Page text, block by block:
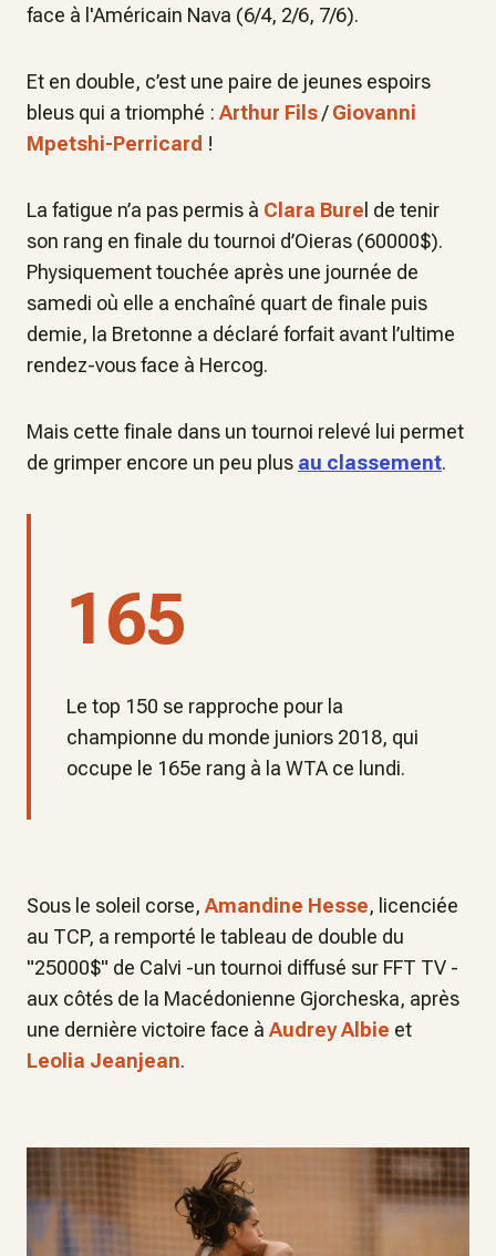
face à l'Américain Nava (6/4, 2/6, 7/6).
Et en double, c’est une paire de jeunes espoirs
bleus qui a triomphé : Arthur Fils/Giovanni
Mpetshi-Perricard !
La fatigue n’a pas permis à Clara Bure l de tenir
son rang en finale du tournoi d’Oieras (60000$).
Physiquement touchée après une journée de
samedi où elle a enchaîné quart de finale puis
demie, la Bretonne a déclaré forfait avant l’ultime
rendez-vous face à Hercog.
Mais cette finale dans un tournoi relevé lui permet
de grimper encore un peu plus au classement.
165
Le top 150 se rapproche pour la
championne du monde juniors 2018, qui
occupe le 165e rang à la WTA ce lundi.
Sous le soleil corse, Amandine Hesse, licenciée
au TCP, a remporté le tableau de double du
"25000$" de Calvi -un tournoi diffusé sur FFT TV -
aux côtés de la Macédonienne Gjorcheska, après
une dernière victoire face à Audrey Albie et
Leolia Jeanjean.